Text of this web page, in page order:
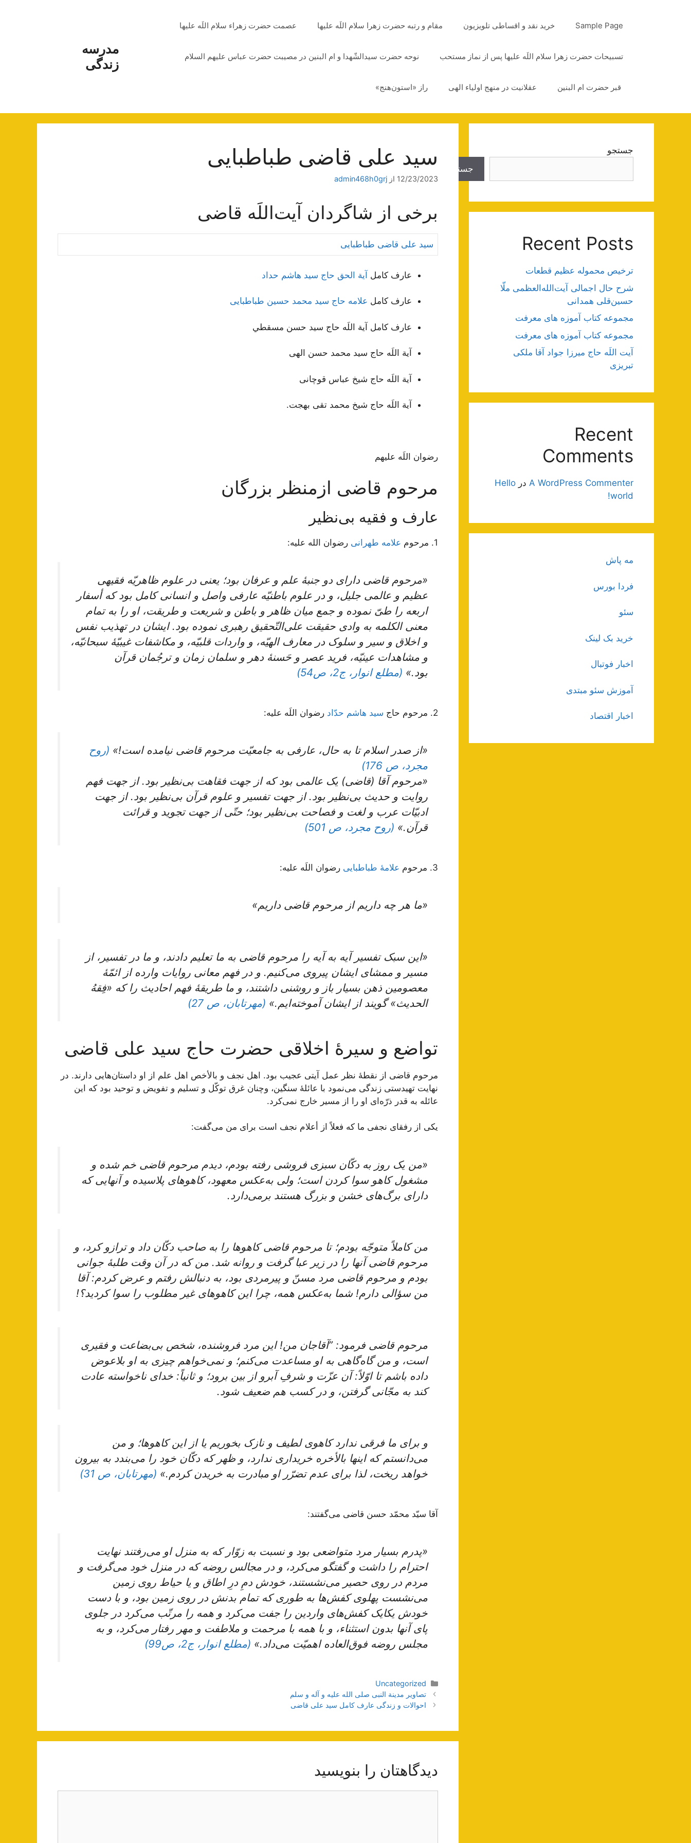
مدرسه
زندگی
Sample Page خرید نقد و اقساطی تلویزیون مقام و رتبه حضرت زهرا سلام اللَه علیها عصمت حضرت زهراء سلام اللَه علیها
تسبیحات حضرت زهرا سلام اللَه علیها پس از نماز مستحب نوحه حضرت سیدالشّهدا و ام البنین در مصیبت حضرت عباس علیهم السلام
قبر حضرت ام البنین عقلانیت در منهج اولیاء الهی راز «استون‌هنج»
سید علی قاضی طباطبایی
12/23/2023 از admin468h0grj
برخی از شاگردان آیت‌اللَه قاضی
سید علی قاضی طباطبایی
عارف کامل آیة الحق حاج سید هاشم حداد
عارف کامل علامه حاج سید محمد حسین طباطبایی
عارف کامل آية اللَه حاج سيد حسن مسقطي
آية اللَه حاج سید محمد حسن الهی
آية اللَه حاج شیخ عباس قوچانی
آية اللَه حاج شیخ محمد تقی بهجت.
رضوان اللَه علیهم
مرحوم قاضی ازمنظر بزرگان
عارف و فقیه بی‌نظیر
1. مرحوم علامه طهرانی رضوان الله علیه:
«مرحوم قاضی دارای دو جنبۀ‌ علم و عرفان بود؛ یعنی در علوم ظاهریّه فقیهی
عظیم و عالمی جلیل، و در علوم باطنیّه عارفی واصل و انسانی کامل بود که أسفار
اربعه را طیّ نموده و جمع میان ظاهر و باطن و شریعت و طریقت، او را به تمام
معنی الکلمه به وادی حقیقت علی‌التّحقیق رهبری نموده بود. ایشان در تهذیب‌ نفس‌
و اخلاق‌ و سیر و سلوک‌ در معارف‌ الهیّه، و واردات‌ قلبیّه‌، و مکاشفات‌ غیبیّۀ سبحانیّه‌،
و مشاهدات‌ عینیّه‌، فرید عصر و حَسنۀ دهر و سلمان‌ زمان‌ و ترجُمان‌ قرآن‌
بود.» (مطلع انوار، ج2، ص54)
2. مرحوم حاج سید هاشم حدّاد رضوان اللَه علیه:
«از صدر اسلام تا به حال، عارفی به جامعیّت مرحوم قاضی نیامده است!» (روح
مجرد، ص 176)
«مرحوم‌ آقا (قاضی) یک‌ عالمی‌ بود که‌ از جهت‌ فقاهت‌ بی‌نظیر بود. از جهت‌ فهم‌
روایت‌ و حدیث‌ بی‌نظیر بود. از جهت‌ تفسیر و علوم‌ قرآن‌ بی‌نظیر بود. از جهت‌
ادبیّات‌ عرب‌ و لغت‌ و فصاحت‌ بی‌نظیر بود؛ حتّی‌ از جهت‌ تجوید و قرائت‌
قرآن‌.» (روح مجرد، ص 501)
3. مرحوم علامۀ طباطبایی رضوان اللَه علیه:
«ما هر چه داریم از مرحوم قاضى داریم»
«این‌ سبک‌ تفسیر آیه‌ به‌ آیه‌ را مرحوم‌ قاضی‌ به ما تعلیم‌ دادند، و ما در تفسیر، از
مسیر و ممشای‌ ایشان‌ پیروی‌ می‌کنیم‌. و در فهم‌ معانی‌ روایات‌ وارده‌ از ائمّۀ
معصومین‌ ذهن‌ بسیار باز و روشنی‌ داشتند، و ما طریقۀ فهم‌ احادیث‌ را که‌ «فِقهُ
الحدیث‌» گویند از ایشان‌ آموخته‌ایم‌.» (مهرتابان، ص 27)
تواضع و سیرۀ اخلاقی حضرت حاج سید علی قاضی
مرحوم‌ قاضی‌ از نقطۀ نظر عمل‌ آیتی‌ عجیب‌ بود. اهل‌ نجف‌ و بالأخص اهل‌ علم‌ از او داستان‌هایی‌ دارند. در
نهایت‌ تهیدستی‌ زندگی‌ می‌نمود با عائلۀ سنگین‌، وچنان‌ غرق‌ توکّل‌ و تسلیم‌ و تفویض‌ و توحید بود که‌ این‌
عائله‌ به ‌قدر ذرّه‌ای‌ او را از مسیر خارج‌ نمی‌کرد.
یکی‌ از رفقای‌ نجفی‌ ما که‌ فعلاً از أعلام‌ نجف‌ است‌ برای‌ من‌ می‌گفت‌:
«من‌ یک‌ روز به‌ دکّان‌ سبزی‌ فروشی‌ رفته‌ بودم‌، دیدم‌ مرحوم‌ قاضی‌ خم‌ شده‌ و
مشغول‌ کاهو سوا کردن‌ است‌؛ ولی‌ به‌عکس‌ معهود، کاهوهای‌ پلاسیده‌ و آنهایی ‌که‌
دارای‌ برگ‌های‌ خشن‌ و بزرگ‌ هستند برمی‌دارد.
من‌ کاملاً متوجّه‌ بودم‌؛ تا مرحوم‌ قاضی‌ کاهوها را به صاحب‌ دکّان‌ داد و ترازو کرد، و
مرحوم‌ قاضی‌ آنها را در زیر عبا گرفت‌ و روانه‌ شد. من‌ که‌ در آن‌ وقت‌ طلبۀ جوانی‌
بودم‌ و مرحوم‌ قاضی‌ مرد مسنّ و پیرمردی‌ بود، به دنبالش‌ رفتم‌ و عرض‌ کردم‌: آقا
من‌ سؤالی‌ دارم‌! شما به‌عکس‌ همه‌، چرا این‌ کاهوهای‌ غیر مطلوب‌ را سوا کردید؟!
مرحوم‌ قاضی‌ فرمود: ”آقاجان‌ من‌! این‌ مرد فروشنده‌، شخص‌ بی‌بضاعت‌ و فقیری‌
است‌، و من‌ گاه‌گاهی‌ به‌ او مساعدت‌ می‌کنم‌؛ و نمی‌خواهم‌ چیزی‌ به‌ او بلاعوض‌
داده‌ باشم‌ تا اوّلاً: آن‌ عزّت‌ و شرفِ آبرو از بین‌ برود؛ و ثانیاً: خدای‌ ناخواسته‌ عادت‌
کند به‌ مجّانی‌ گرفتن‌، و در کسب‌ هم‌ ضعیف‌ شود.
و برای‌ ما فرقی‌ ندارد کاهوی‌ لطیف‌ و نازک‌ بخوریم‌ یا از این‌ کاهوها؛ و من‌
می‌دانستم‌ که‌ اینها بالأخره‌ خریداری‌ ندارد، و ظهر که‌ دکّان‌ خود را می‌بندد به‌ بیرون‌
خواهد ریخت‌، لذا برای‌ عدم‌ تضرّر او مبادرت‌ به خریدن‌ کردم‌.» (مهرتابان، ص 31)
آقا سیّد محمّد حسن قاضی می‌گفتند:
«پدرم بسیار مرد متواضعی بود و نسبت به زوّار که به منزل او می‌رفتند نهایت
احترام را داشت و گفتگو می‌کرد، و در مجالس روضه که در منزل خود می‌گرفت و
مردم در روی حصیر می‌نشستند، خودش دمِ درِ اطاق و یا حیاط روی زمین
می‌نشست پهلوی کفش‌ها به طوری که تمام بدنش در روی زمین بود، و با دست
خودش یکایک کفش‌های واردین را جفت می‌کرد و همه را مرتّب می‌کرد در جلوی
پای آنها بدون استثناء، و با همه با مرحمت و ملاطفت و مهر رفتار می‌کرد، و به
مجلس روضه فوق‌العاده اهمیّت می‌داد.» (مطلع انوار، ج2، ص99)
دسته‌ها
Uncategorized
ناوبری
نوشته‌ها
تصاویر مدینة النبی صلی الله علیه و آله و سلم
احوالات و زندگی عارف کامل سید علی قاضی
دیدگاهتان را بنویسید
جستجو
جستجو
Recent Posts
ترخیص محموله عظیم قطعات
شرح حال اجمالی آیت‌الله‌العظمی ملّا
حسین‌قلی همدانی
مجموعه کتاب آموزه های معرفت
مجموعه کتاب آموزه های معرفت
آیت اللَه حاج میرزا جواد آقا ملکی
تبریزی
Recent
Comments
A WordPress Commenter در Hello
world!
مه پاش
فردا بورس
سئو
خرید بک لینک
اخبار فوتبال
آموزش سئو مبتدی
اخبار اقتصاد